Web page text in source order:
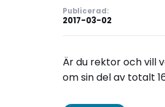
Publicerad:
2017-03-02
Är du rektor och vill
om sin del av totalt